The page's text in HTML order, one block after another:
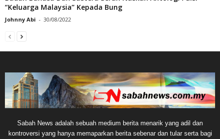
“Keluarga Malaysia” Kepada Bung
Johnny Abi - 30/08/2022
Sabah News adalah sebuah medium berita menarik yang adil dan
kontroversi yang hanya memaparkan berita sebenar dan tular serta bagi